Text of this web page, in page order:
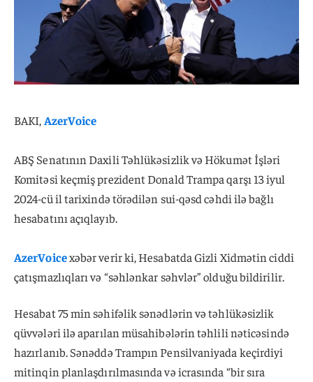
BAKI,AzerVoice
ABŞ Senatının Daxili Təhlükəsizlik və Hökumət İşləri
Komitəsi keçmiş prezident Donald Trampa qarşı 13 iyul
2024-cü il tarixində törədilən sui-qəsd cəhdi ilə bağlı
hesabatını açıqlayıb.
AzerVoicexəbər verir ki, Hesabatda Gizli Xidmətin ciddi
çatışmazlıqları və “səhlənkar səhvlər” olduğu bildirilir.
Hesabat 75 min səhifəlik sənədlərin və təhlükəsizlik
qüvvələri ilə aparılan müsahibələrin təhlili nəticəsində
hazırlanıb. Sənəddə Trampın Pensilvaniyada keçirdiyi
mitinqin planlaşdırılmasında və icrasında “bir sıra